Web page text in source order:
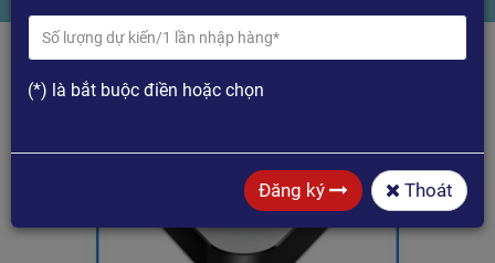
(*) là bắt buộc điền hoặc chọn
Đăng ký Thoát